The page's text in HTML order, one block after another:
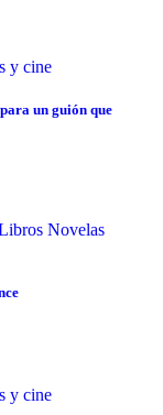
y cine
un guión que
Novelas
y cine